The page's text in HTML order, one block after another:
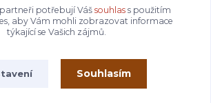
potřebují Váš souhlass použitím
aby Vám mohli zobrazovat informace
týkající se Vašich zájmů.
Souhlasím